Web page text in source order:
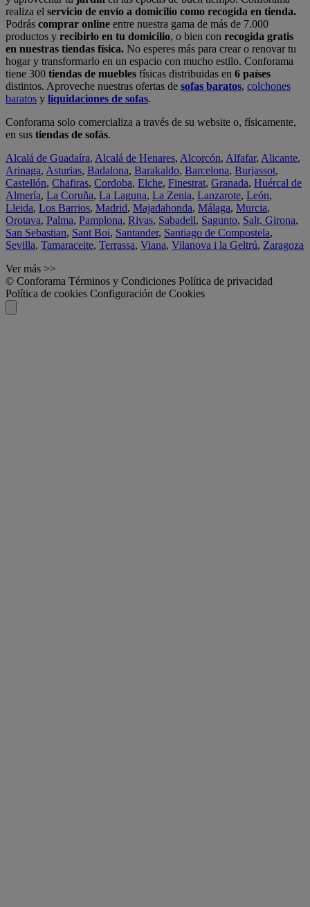
realiza el servicio de envío a domicilio como recogida en tienda.
Podrás comprar online entre nuestra gama de más de 7.000
productos y recibirlo en tu domicilio, o bien con recogida gratis
en nuestras tiendas física. No esperes más para crear o renovar tu
hogar y transformarlo en un espacio con mucho estilo. Conforama
tiene 300 tiendas de muebles físicas distribuidas en 6 países
distintos. Aproveche nuestras ofertas de sofas baratos, colchones
baratos y liquidaciones de sofas.
Conforama solo comercializa a través de su website o, físicamente,
en sus tiendas de sofás.
Alcalá de Guadaíra, Alcalá de Henares, Alcorcón, Alfafar, Alicante,
Arinaga, Asturias, Badalona, Barakaldo, Barcelona, Burjassot,
Castellón, Chafiras, Cordoba, Elche, Finestrat, Granada, Huércal de
Almería, La Coruña, La Laguna, La Zenia, Lanzarote, León,
Lleida, Los Barrios, Madrid, Majadahonda, Málaga, Murcia,
Orotava, Palma, Pamplona, Rivas, Sabadell, Sagunto, Salt, Girona,
San Sebastian, Sant Boi, Santander, Santiago de Compostela,
Sevilla, Tamaraceite, Terrassa, Viana, Vilanova i la Geltrú, Zaragoza
Ver más >>
© Conforama Términos y Condiciones Política de privacidad
Política de cookies Configuración de Cookies